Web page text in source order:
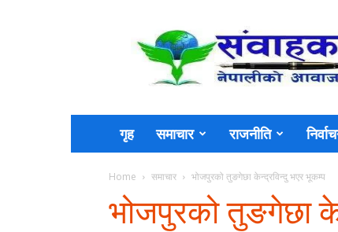
Sambahak
गृह समाचार राजनीति
Home समाचार भोजपुरको तुङगेछा केन्द्रविन्दु भएर भूकम्प
भोजपुरको तुङगेछा